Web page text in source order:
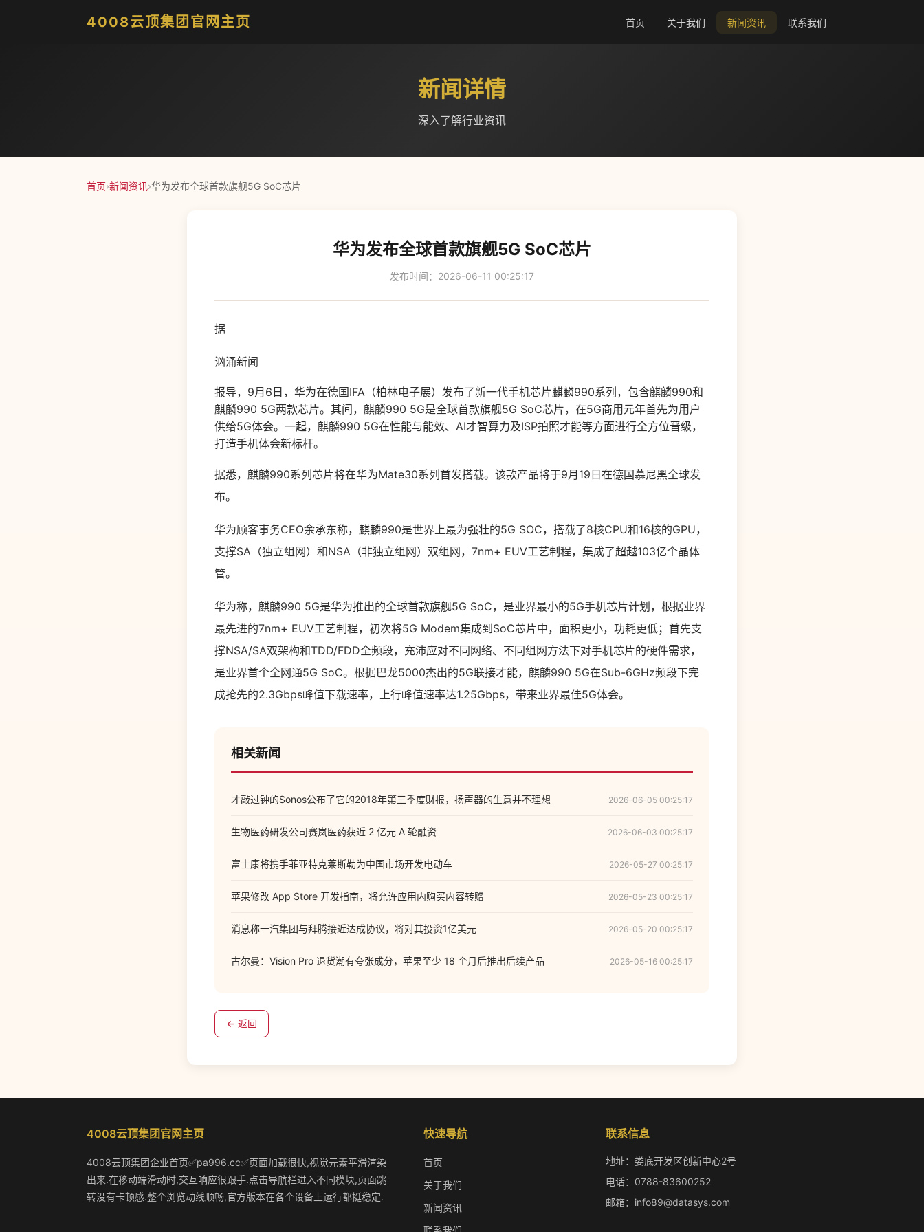
4008云顶集团官网主页 首页 关于我们 新闻资讯 联系我们
新闻详情
深入了解行业资讯
首页›新闻资讯›华为发布全球首款旗舰5G SoC芯片
华为发布全球首款旗舰5G SoC芯片
发布时间：2026-06-11 00:25:17
据
汹涌新闻
报导，9月6日，华为在德国IFA（柏林电子展）发布了新一代手机芯片麒麟990系列，包含麒麟990和
麒麟990 5G两款芯片。其间，麒麟990 5G是全球首款旗舰5G SoC芯片，在5G商用元年首先为用户
供给5G体会。一起，麒麟990 5G在性能与能效、AI才智算力及ISP拍照才能等方面进行全方位晋级，
打造手机体会新标杆。
据悉，麒麟990系列芯片将在华为Mate30系列首发搭载。该款产品将于9月19日在德国慕尼黑全球发
布。
华为顾客事务CEO余承东称，麒麟990是世界上最为强壮的5G SOC，搭载了8核CPU和16核的GPU，
支撑SA（独立组网）和NSA（非独立组网）双组网，7nm+ EUV工艺制程，集成了超越103亿个晶体
管。
华为称，麒麟990 5G是华为推出的全球首款旗舰5G SoC，是业界最小的5G手机芯片计划，根据业界
最先进的7nm+ EUV工艺制程，初次将5G Modem集成到SoC芯片中，面积更小，功耗更低；首先支
撑NSA/SA双架构和TDD/FDD全频段，充沛应对不同网络、不同组网方法下对手机芯片的硬件需求，
是业界首个全网通5G SoC。根据巴龙5000杰出的5G联接才能，麒麟990 5G在Sub-6GHz频段下完
成抢先的2.3Gbps峰值下载速率，上行峰值速率达1.25Gbps，带来业界最佳5G体会。
相关新闻
才敲过钟的Sonos公布了它的2018年第三季度财报，扬声器的生意并不理想 2026-06-05 00:25:17
生物医药研发公司赛岚医药获近 2 亿元 A 轮融资 2026-06-03 00:25:17
富士康将携手菲亚特克莱斯勒为中国市场开发电动车 2026-05-27 00:25:17
苹果修改 App Store 开发指南，将允许应用内购买内容转赠 2026-05-23 00:25:17
消息称一汽集团与拜腾接近达成协议，将对其投资1亿美元 2026-05-20 00:25:17
古尔曼：Vision Pro 退货潮有夸张成分，苹果至少 18 个月后推出后续产品 2026-05-16 00:25:17
← 返回
4008云顶集团官网主页
4008云顶集团企业首页✅pa996.cc✅页面加载很快,视觉元素平滑渲染
出来.在移动端滑动时,交互响应很跟手.点击导航栏进入不同模块,页面跳
转没有卡顿感.整个浏览动线顺畅,官方版本在各个设备上运行都挺稳定.
快速导航
首页
关于我们
新闻资讯
联系信息
地址：娄底开发区创新中心2号
电话：0788-83600252
邮箱：info89@datasys.com